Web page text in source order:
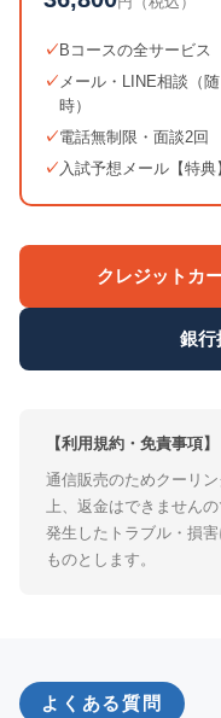
Bコースの全サービス
メール・LINE相談（随
時）
電話無制限・面談2回
入試予想メール【特典
クレジットカ
銀行
【利用規約・免責事項】
通信販売のためクーリ
上、返金はできません
発生したトラブル・損
ものとします。
よくある質問